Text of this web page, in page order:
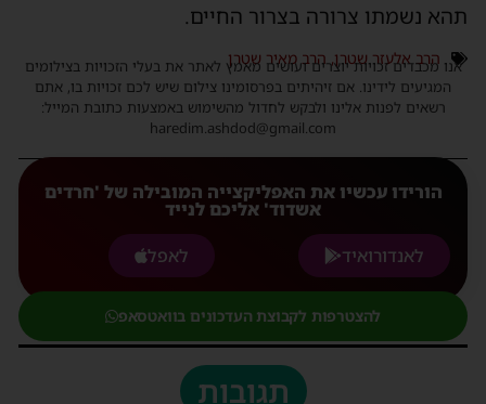
תהא נשמתו צרורה בצרור החיים.
הרב אלעזר שטרן,הרב מאיר שטרן
אנו מכבדים זכויות יוצרים ועושים מאמץ לאתר את בעלי הזכויות בצילומים
המגיעים לידינו. אם זיהיתים בפרסומינו צילום שיש לכם זכויות בו, אתם
רשאים לפנות אלינו ולבקש לחדול מהשימוש באמצעות כתובת המייל:
haredim.ashdod@gmail.com
הורידו עכשיו את האפליקצייה המובילה של 'חרדים
אשדוד' אליכם לנייד
לאנדורואיד
לאפל
להצטרפות לקבוצת העדכונים בוואטסאפ
תגובות